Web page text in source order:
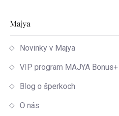
Zápätie
Majya
Novinky v Majya
VIP program MAJYA Bonus+
Blog o šperkoch
O nás